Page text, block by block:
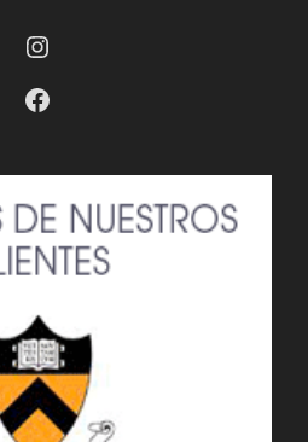
Instagram
Facebook